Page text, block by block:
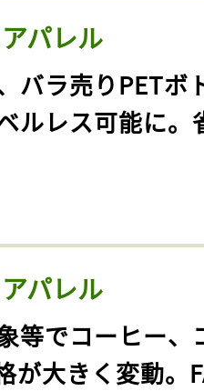
パレル
バラ売りPETボ
ルレス可能に。
パレル
等でコーヒー、
が大きく変動。